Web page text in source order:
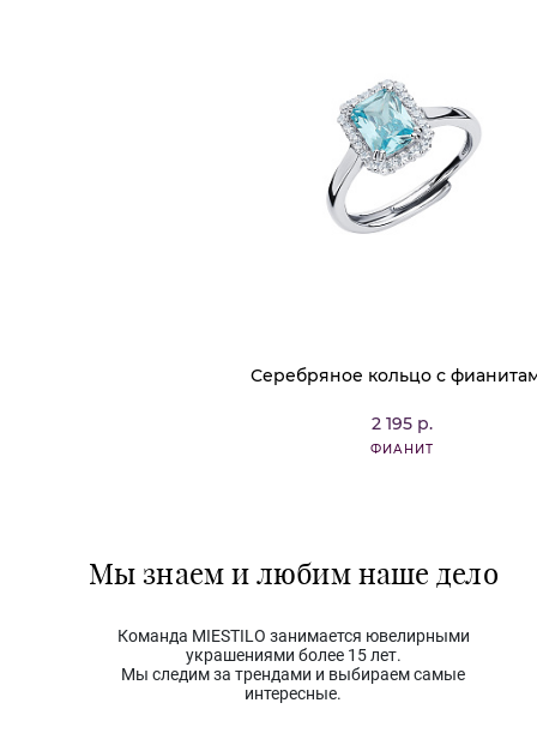
Серебряное кольцо с
2 195 р.
ФИАНИТ
Мы знаем и любим наше дело
Команда MIESTILO занимается ювелирными
украшениями более 15 лет.
Мы следим за трендами и выбираем самые
интересные.